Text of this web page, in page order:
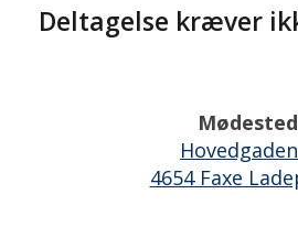
Deltagelse kræver
Mødested
4654 Faxe